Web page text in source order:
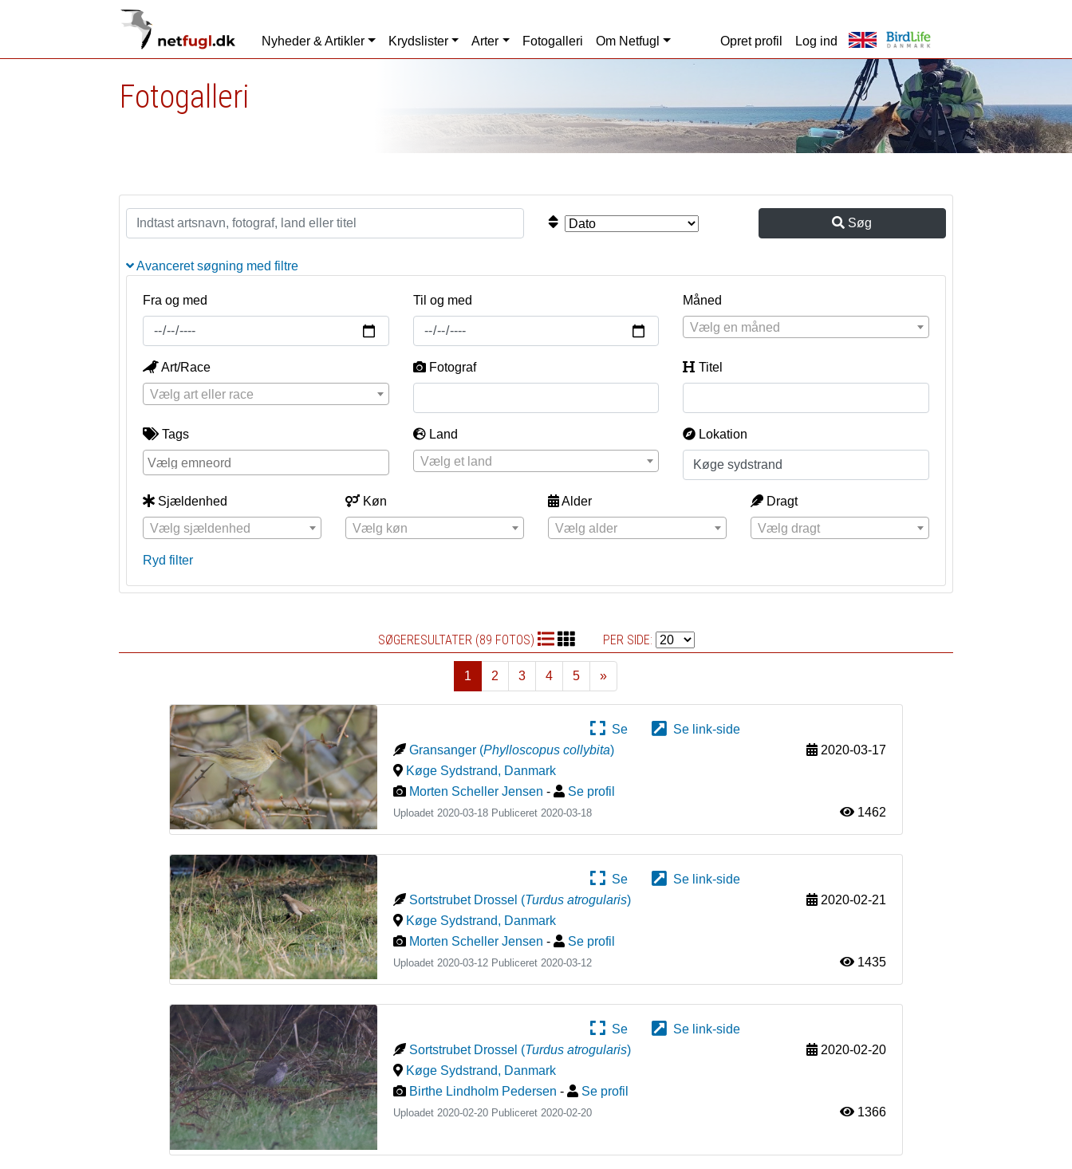
Nyheder & Artikler Krydslister Arter Fotogalleri Om Netfugl Opret profil Log ind
Fotogalleri
Søg
Avanceret søgning med filtre
Fra og med Til og med
Måned
Vælg en måned
Art/Race
Vælg art eller race
Fotograf Titel
Tags
Land
Vælg et land
Lokation
Sjældenhed
Vælg sjældenhed
Køn
Vælg køn
Alder
Vælg alder
Dragt
Vælg dragt
Ryd filter
SØGERESULTATER (89 FOTOS) PER SIDE:
1 2 3 4 5
»
Næste
Se
Se link-side
Gransanger (Phylloscopus collybita)
2020-03-17
Køge Sydstrand, Danmark
Morten Scheller Jensen - Se profil
Uploadet 2020-03-18 Publiceret2020-03-18 1462
Se
Se link-side
Sortstrubet Drossel (Turdus atrogularis)
2020-02-21
Køge Sydstrand, Danmark
Morten Scheller Jensen - Se profil
Uploadet 2020-03-12 Publiceret2020-03-12 1435
Se
Se link-side
Sortstrubet Drossel (Turdus atrogularis)
2020-02-20
Køge Sydstrand, Danmark
Birthe Lindholm Pedersen - Se profil
Uploadet 2020-02-20 Publiceret2020-02-20 1366